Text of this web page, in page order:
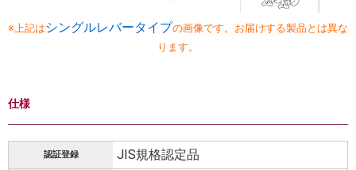
※上記は シングルレバータイプの画像です。お届けする製品とは異な
ります。
仕様
認証登録 JIS規格認定品